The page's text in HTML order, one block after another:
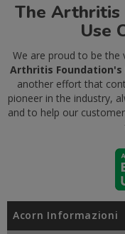
The Arthritis
Use
We are proud to be the
Arthritis Foundation's
another effort that
pioneer in the industry,
and to help our
Acorn Informazioni